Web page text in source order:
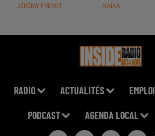
JÉRÉMY FREROT NAÏKA
RADIO ACTUALITÉS EMPLOI
PODCAST AGENDA LOCAL